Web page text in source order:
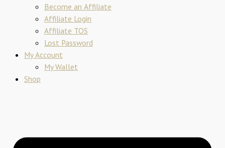
Become an Affiliate
Affiliate Login
Affiliate TOS
Lost Password
My Account
My Wallet
Shop